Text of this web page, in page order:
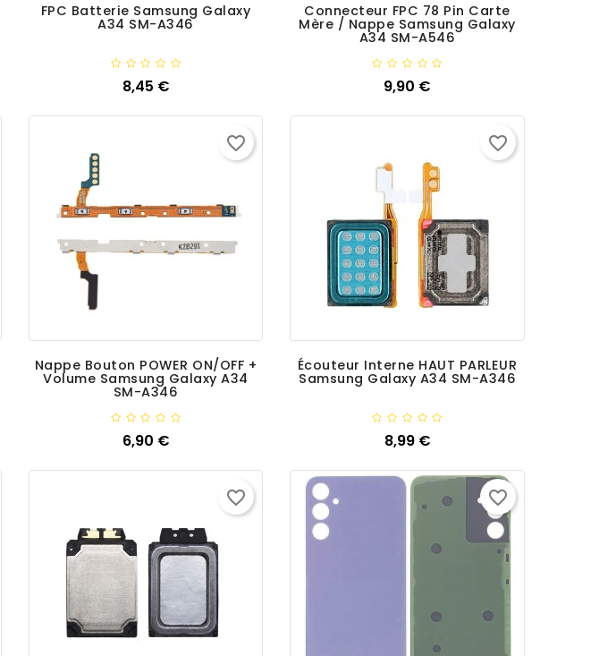
FPC Batterie Samsung Galaxy
A34 SM-A346
8,45 €Prix
Ajouter
Connecteur FPC 78 Pin Carte
Mère / Nappe Samsung Galaxy
A34 SM-A546
9,90 €
Ajouter
Nappe Bouton POWER ON/OFF +
Volume Samsung Galaxy A34
SM-A346
6,90 €Prix
Ajouter
favorite_border
Écouteur Interne HAUT PARLEUR
Samsung Galaxy A34 SM-A346
8,99 €Prix
Ajouter
favorite_border
favorite_border favorite_border